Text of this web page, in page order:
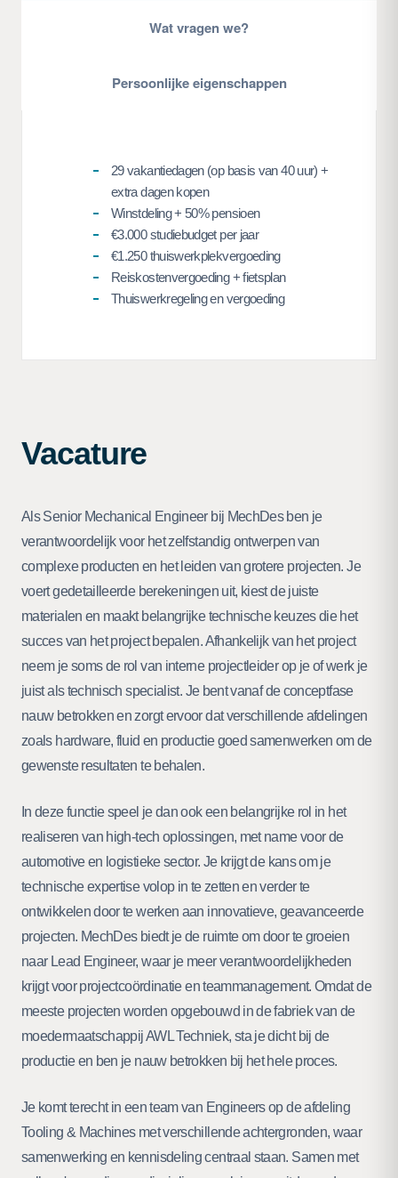
Wat vragen we?
Persoonlijke eigenschappen
29 vakantiedagen (op basis van 40 uur) +
extra dagen kopen
Winstdeling + 50% pensioen
€3.000 studiebudget per jaar
€1.250 thuiswerkplekvergoeding
Reiskostenvergoeding + fietsplan
Thuiswerkregeling en vergoeding
Vacature
Als Senior Mechanical Engineer bij MechDes ben je
verantwoordelijk voor het zelfstandig ontwerpen van
complexe producten en het leiden van grotere projecten. Je
voert gedetailleerde berekeningen uit, kiest de juiste
materialen en maakt belangrijke technische keuzes die het
succes van het project bepalen. Afhankelijk van het project
neem je soms de rol van interne projectleider op je of werk je
juist als technisch specialist. Je bent vanaf de conceptfase
nauw betrokken en zorgt ervoor dat verschillende afdelingen
zoals hardware, fluid en productie goed samenwerken om de
gewenste resultaten te behalen.
In deze functie speel je dan ook een belangrijke rol in het
realiseren van high-tech oplossingen, met name voor de
automotive en logistieke sector. Je krijgt de kans om je
technische expertise volop in te zetten en verder te
ontwikkelen door te werken aan innovatieve, geavanceerde
projecten. MechDes biedt je de ruimte om door te groeien
naar Lead Engineer, waar je meer verantwoordelijkheden
krijgt voor projectcoördinatie en teammanagement. Omdat de
meeste projecten worden opgebouwd in de fabriek van de
moedermaatschappij AWL Techniek, sta je dicht bij de
productie en ben je nauw betrokken bij het hele proces.
Je komt terecht in een team van Engineers op de afdeling
Tooling & Machines met verschillende achtergronden, waar
samenwerking en kennisdeling centraal staan. Samen met